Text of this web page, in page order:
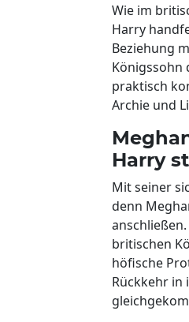
Wie im
Harry
Beziehung
Königssohn
praktisch
Archie und
Harry
Mit seiner
denn
britischen
höfische
Rückkehr